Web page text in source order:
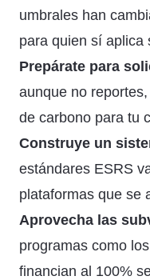
umbrales han
para quien sí aplica
Prepárate para
aunque no
de carbono para tu
Construye un
estándares ESRS
plataformas que se
Aprovecha las
programas como
financian al 100%